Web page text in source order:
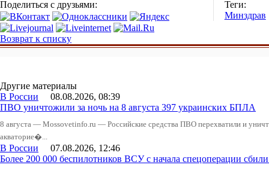
Поделиться с друзьями:
Теги:
Минздрав
Возврат к списку
Другие материалы
В России 08.08.2026, 08:39
ПВО уничтожили за ночь на 8 августа 397 украинских БПЛА
8 августа — Mossovetinfo.ru — Российские средства ПВО перехватили и
акваторие�...
В России 07.08.2026, 12:46
Более 200 000 беспилотников ВСУ с начала спецоперации